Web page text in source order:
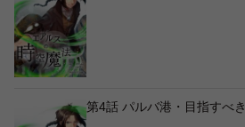
第4話 パルバ港・目指すべ